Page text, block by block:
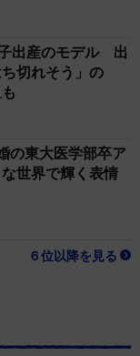
出産のモデル 出
切れそう」の
東大医学部卒ア
世界で輝く表情
６位以降を見る